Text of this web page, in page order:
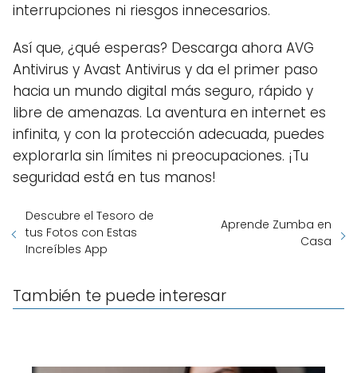
interrupciones ni riesgos innecesarios.
Así que, ¿qué esperas? Descarga ahora AVG
Antivirus y Avast Antivirus y da el primer paso
hacia un mundo digital más seguro, rápido y
libre de amenazas. La aventura en internet es
infinita, y con la protección adecuada, puedes
explorarla sin límites ni preocupaciones. ¡Tu
seguridad está en tus manos!
Descubre el Tesoro de
tus Fotos con Estas
Increíbles App
Aprende Zumba en
Casa
También te puede interesar